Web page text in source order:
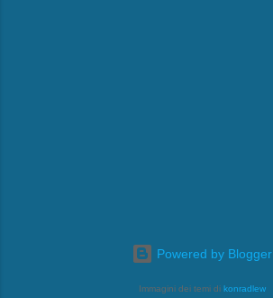
Powered by Blogger
Immagini dei temi di konradlew